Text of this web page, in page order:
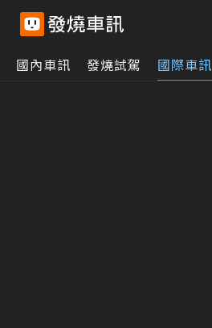
國內車訊 發燒試駕 國際車訊